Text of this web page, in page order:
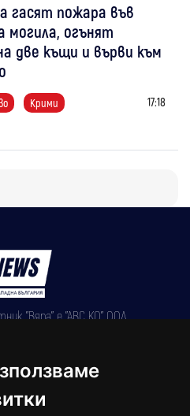
гасят пожара във
могила, огънят
две къщи и върви към
Крими 17:18
"Вяра" е "АВС КО" ООД,